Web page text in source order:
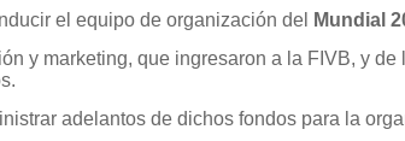
el equipo de organización del
Mundial
y marketing, que ingresaron a la FIVB, y
adelantos de dichos fondos para la